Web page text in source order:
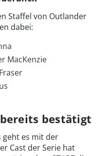
Staffel von Outlander
dabei:
MacKenzie
bestätigt
geht es mit der
Cast der Serie hat